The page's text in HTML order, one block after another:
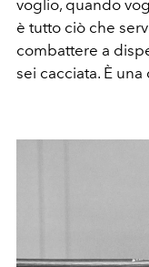
voglio, quando
è tutto ciò che
combattere a
sei cacciata. È